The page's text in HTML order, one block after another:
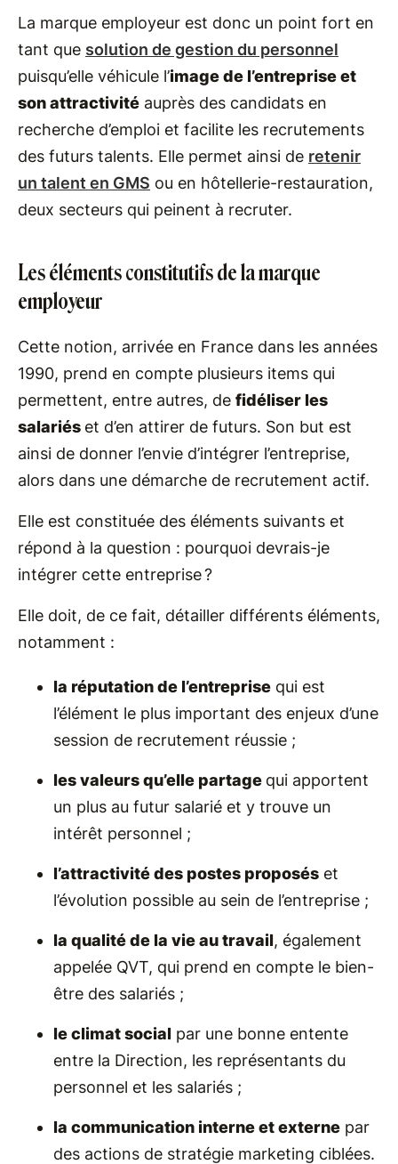
La marque employeur est donc un point fort en
tant que solution de gestion du personnel
puisqu’elle véhicule l’image de l’entreprise et
son attractivité auprès des candidats en
recherche d’emploi et facilite les recrutements
des futurs talents. Elle permet ainsi de retenir
un talent en GMS ou en hôtellerie-restauration,
deux secteurs qui peinent à recruter.
Les éléments constitutifs de la marque
employeur
Cette notion, arrivée en France dans les années
1990, prend en compte plusieurs items qui
permettent, entre autres, de fidéliser les
salariés et d’en attirer de futurs. Son but est
ainsi de donner l’envie d’intégrer l’entreprise,
alors dans une démarche de recrutement actif.
Elle est constituée des éléments suivants et
répond à la question : pourquoi devrais-je
intégrer cette entreprise ?
Elle doit, de ce fait, détailler différents éléments,
notamment :
la réputation de l’entreprise qui est
l’élément le plus important des enjeux d’une
session de recrutement réussie ;
les valeurs qu’elle partage qui apportent
un plus au futur salarié et y trouve un
intérêt personnel ;
l’attractivité des postes proposés et
l’évolution possible au sein de l’entreprise ;
la qualité de la vie au travail, également
appelée QVT, qui prend en compte le bien-
être des salariés ;
le climat social par une bonne entente
entre la Direction, les représentants du
personnel et les salariés ;
la communication interne et externe par
des actions de stratégie marketing ciblées.